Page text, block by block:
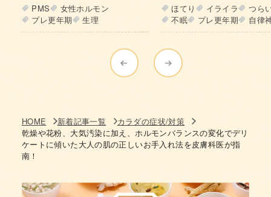
ほてり
イライラ
不眠
プレ更年期
HOME 新着記事一覧
カラダの症状/対策
乾燥や花粉、大気汚染に加え、ホルモンバランスの変化でデリ
ケートに傾いた大人の肌の正しいお手入れ法を皮膚科医が指
南！